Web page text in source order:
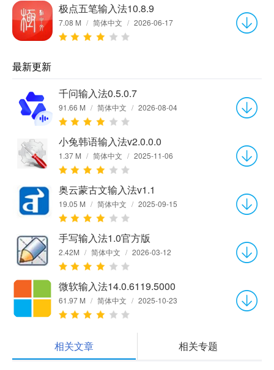
极点五笔输入法10.8.9
7.08 M / 简体中文 / 2026-06-17
最新更新
千问输入法0.5.0.7
91.66 M / 简体中文 / 2026-08-04
小兔韩语输入法v2.0.0.0
1.37 M / 简体中文 / 2025-11-06
奥云蒙古文输入法v1.1
19.05 M / 简体中文 / 2025-09-15
手写输入法1.0官方版
2.42M / 简体中文 / 2026-03-12
微软输入法14.0.6119.5000
61.97 M / 简体中文 / 2025-10-23
相关文章 相关专题